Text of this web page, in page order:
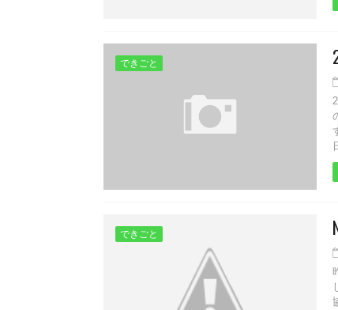
できごと
できごと